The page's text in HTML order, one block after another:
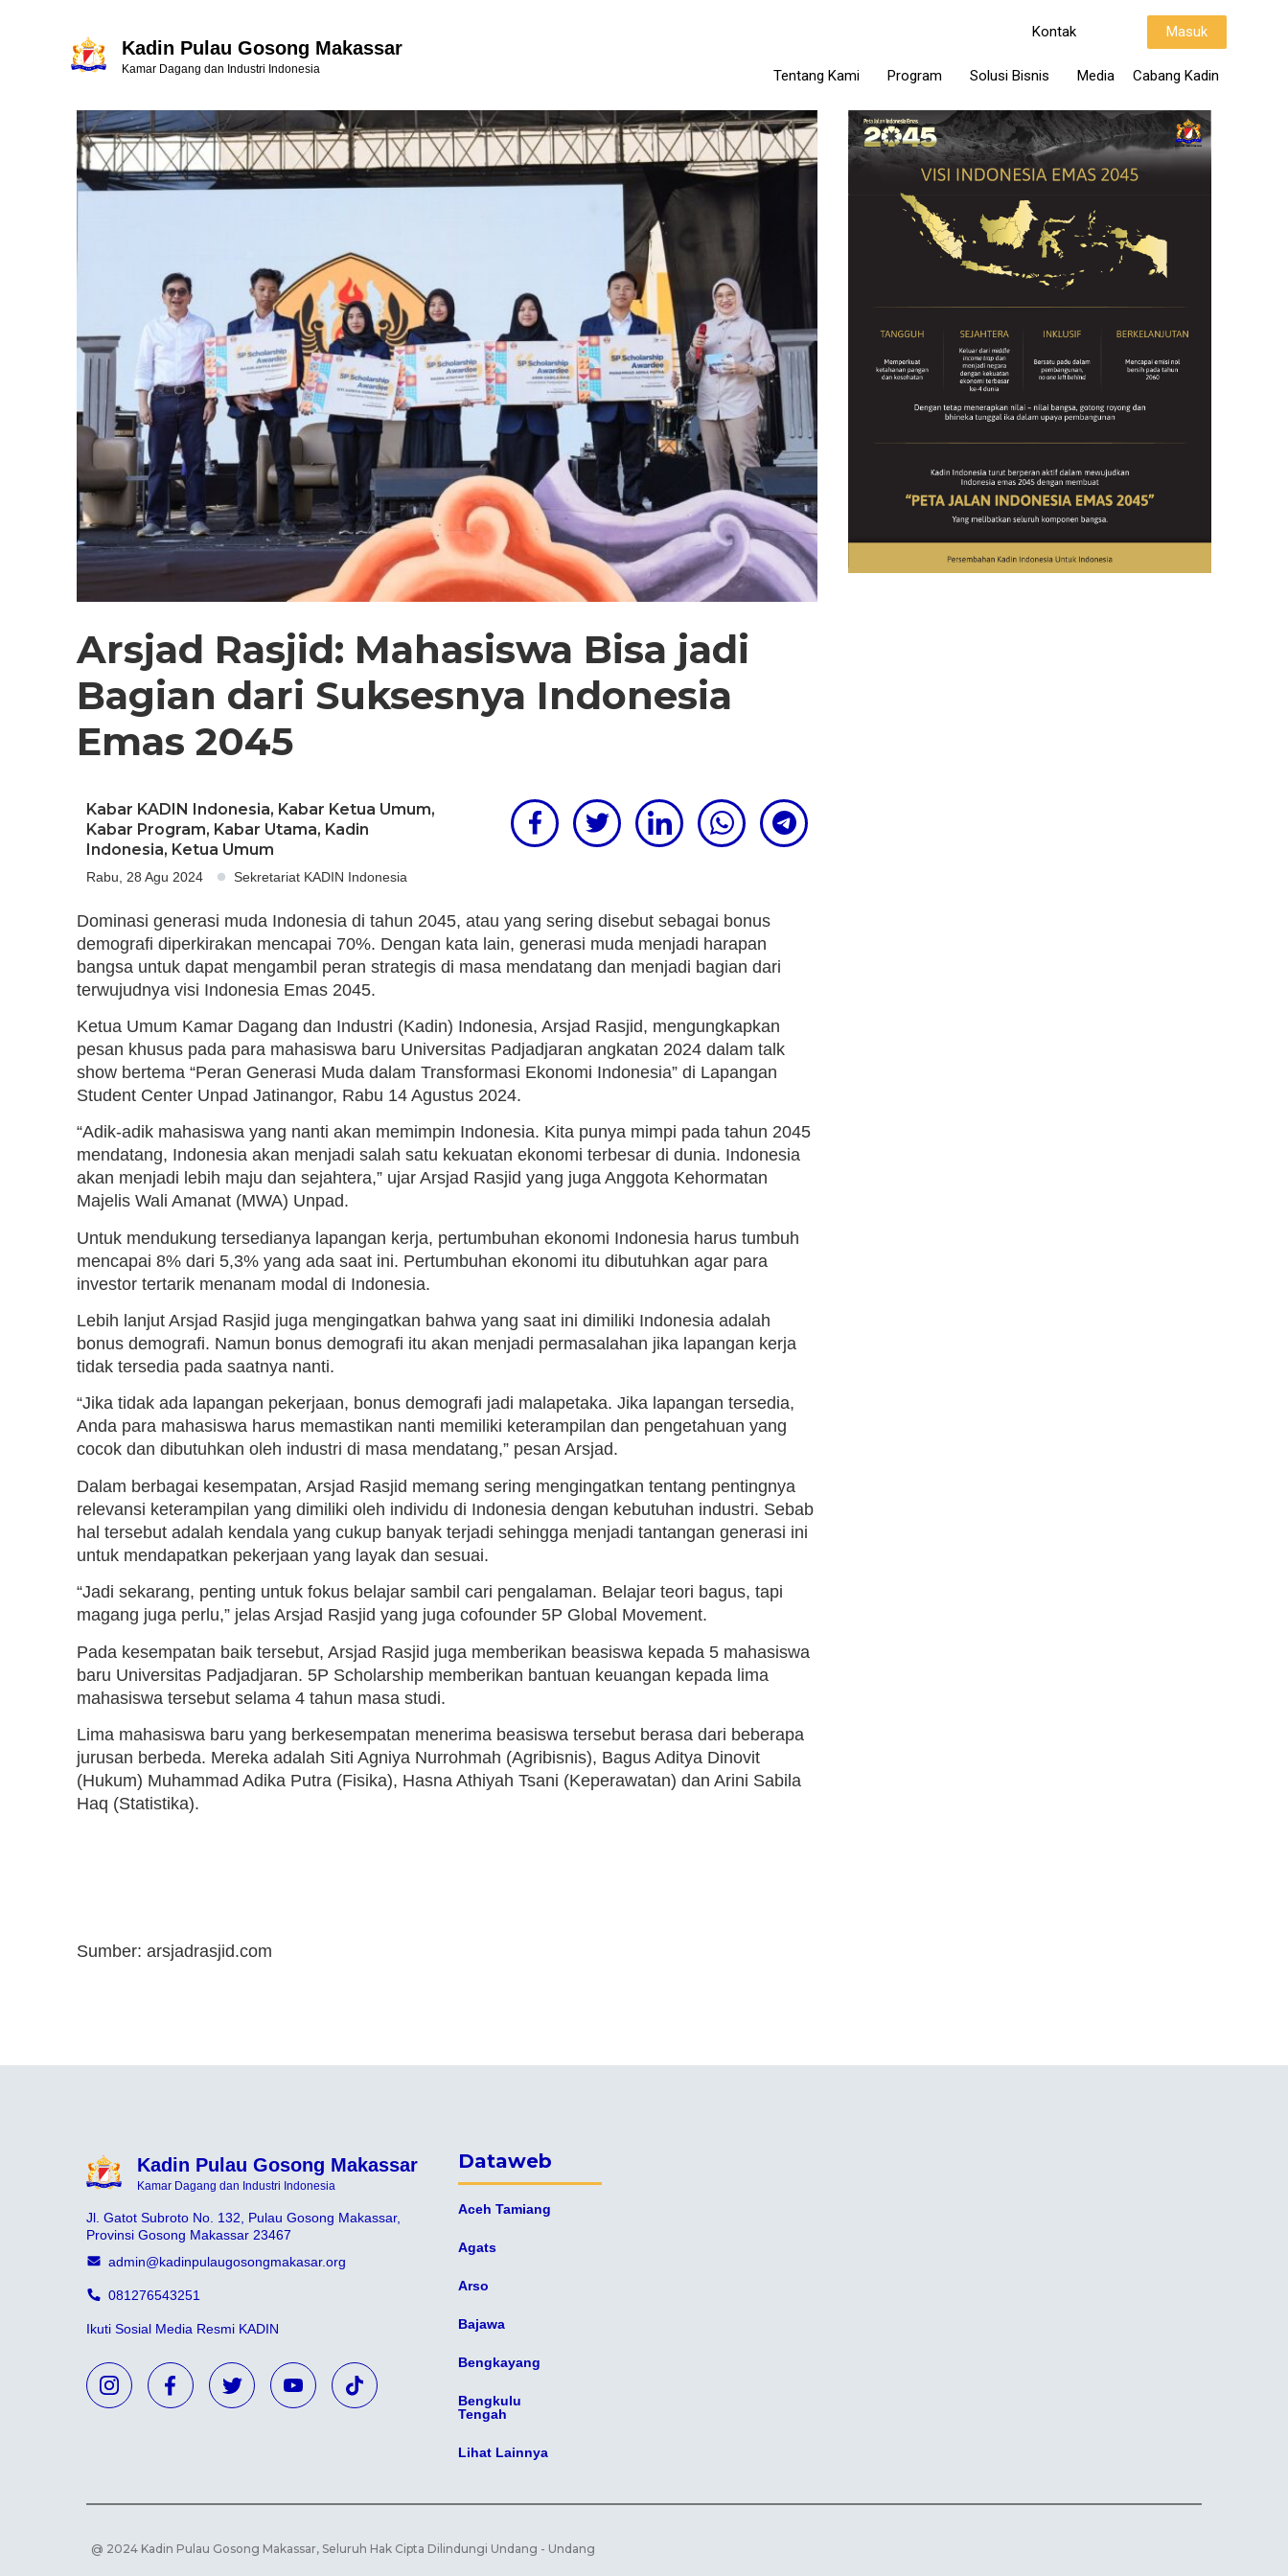
Kadin Pulau Gosong Makassar
Kamar Dagang dan Industri Indonesia
Kontak Masuk
Tentang Kami Program Solusi Bisnis Media Cabang Kadin
Arsjad Rasjid: Mahasiswa Bisa jadi
Bagian dari Suksesnya Indonesia
Emas 2045
Kabar KADIN Indonesia, Kabar Ketua Umum,
Kabar Program, Kabar Utama, Kadin
Indonesia, Ketua Umum
Rabu, 28 Agu 2024 Sekretariat KADIN Indonesia
Dominasi generasi muda Indonesia di tahun 2045, atau yang sering disebut sebagai bonus
demografi diperkirakan mencapai 70%. Dengan kata lain, generasi muda menjadi harapan
bangsa untuk dapat mengambil peran strategis di masa mendatang dan menjadi bagian dari
terwujudnya visi Indonesia Emas 2045.
Ketua Umum Kamar Dagang dan Industri (Kadin) Indonesia, Arsjad Rasjid, mengungkapkan
pesan khusus pada para mahasiswa baru Universitas Padjadjaran angkatan 2024 dalam talk
show bertema “Peran Generasi Muda dalam Transformasi Ekonomi Indonesia” di Lapangan
Student Center Unpad Jatinangor, Rabu 14 Agustus 2024.
“Adik-adik mahasiswa yang nanti akan memimpin Indonesia. Kita punya mimpi pada tahun 2045
mendatang, Indonesia akan menjadi salah satu kekuatan ekonomi terbesar di dunia. Indonesia
akan menjadi lebih maju dan sejahtera,” ujar Arsjad Rasjid yang juga Anggota Kehormatan
Majelis Wali Amanat (MWA) Unpad.
Untuk mendukung tersedianya lapangan kerja, pertumbuhan ekonomi Indonesia harus tumbuh
mencapai 8% dari 5,3% yang ada saat ini. Pertumbuhan ekonomi itu dibutuhkan agar para
investor tertarik menanam modal di Indonesia.
Lebih lanjut Arsjad Rasjid juga mengingatkan bahwa yang saat ini dimiliki Indonesia adalah
bonus demografi. Namun bonus demografi itu akan menjadi permasalahan jika lapangan kerja
tidak tersedia pada saatnya nanti.
“Jika tidak ada lapangan pekerjaan, bonus demografi jadi malapetaka. Jika lapangan tersedia,
Anda para mahasiswa harus memastikan nanti memiliki keterampilan dan pengetahuan yang
cocok dan dibutuhkan oleh industri di masa mendatang,” pesan Arsjad.
Dalam berbagai kesempatan, Arsjad Rasjid memang sering mengingatkan tentang pentingnya
relevansi keterampilan yang dimiliki oleh individu di Indonesia dengan kebutuhan industri. Sebab
hal tersebut adalah kendala yang cukup banyak terjadi sehingga menjadi tantangan generasi ini
untuk mendapatkan pekerjaan yang layak dan sesuai.
“Jadi sekarang, penting untuk fokus belajar sambil cari pengalaman. Belajar teori bagus, tapi
magang juga perlu,” jelas Arsjad Rasjid yang juga cofounder 5P Global Movement.
Pada kesempatan baik tersebut, Arsjad Rasjid juga memberikan beasiswa kepada 5 mahasiswa
baru Universitas Padjadjaran. 5P Scholarship memberikan bantuan keuangan kepada lima
mahasiswa tersebut selama 4 tahun masa studi.
Lima mahasiswa baru yang berkesempatan menerima beasiswa tersebut berasa dari beberapa
jurusan berbeda. Mereka adalah Siti Agniya Nurrohmah (Agribisnis), Bagus Aditya Dinovit
(Hukum) Muhammad Adika Putra (Fisika), Hasna Athiyah Tsani (Keperawatan) dan Arini Sabila
Haq (Statistika).
Sumber: arsjadrasjid.com
Kadin Pulau Gosong Makassar
Kamar Dagang dan Industri Indonesia
Jl. Gatot Subroto No. 132, Pulau Gosong Makassar,
Provinsi Gosong Makassar 23467
admin@kadinpulaugosongmakasar.org
081276543251
Ikuti Sosial Media Resmi KADIN
Dataweb
Aceh Tamiang
Agats
Arso
Bajawa
Bengkayang
Bengkulu
Tengah
Lihat Lainnya
@ 2024 Kadin Pulau Gosong Makassar, Seluruh Hak Cipta Dilindungi Undang - Undang